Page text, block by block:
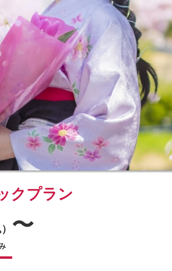
クプラン
〜